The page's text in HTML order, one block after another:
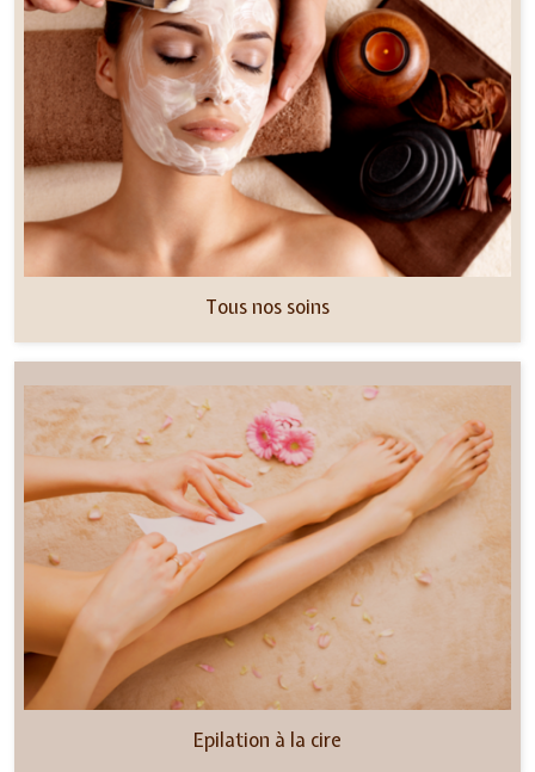
Tous nos soins
Epilation à la cire